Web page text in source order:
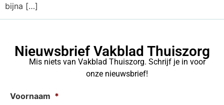
bijna […]
Nieuwsbrief Vakblad Thuiszorg
Mis niets van Vakblad Thuiszorg. Schrijf je in voor
onze nieuwsbrief!
Voornaam *